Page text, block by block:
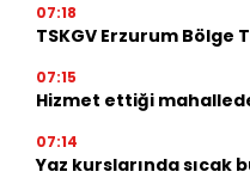
07:18
TSKGV Erzurum Bölge
07:15
Hizmet ettiği
07:14
Yaz kurslarında sıcak